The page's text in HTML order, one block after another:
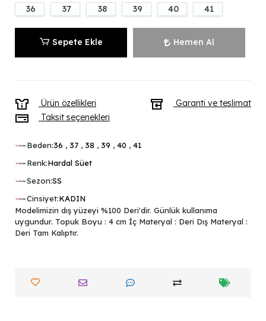
36
37 38 39 40 41
Sepete Ekle Hemen Al
Ürün özellikleri
Garanti ve teslimat
Taksit seçenekleri
Beden:36 , 37 , 38 , 39 , 40 , 41
Renk:Hardal Süet
Sezon:SS
Cinsiyet:KADIN
Modelimizin dış yüzeyi %100 Deri'dir. Günlük kullanıma
uygundur. Topuk Boyu : 4 cm İç Materyal : Deri Dış Materyal :
Deri Tam Kalıptır.